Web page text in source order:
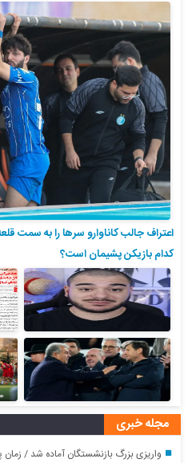
اعتراف جالب کاناوارو سرها را به سمت
کدام بازیکن پشیمان است؟
مجله خبری
واریزی بزرگ بازنشستگان آماده شد / زمان